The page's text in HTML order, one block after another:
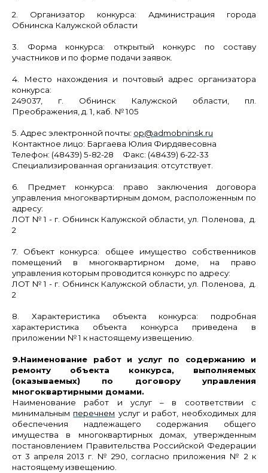
2. Организатор конкурса: Администрация города
Обнинска Калужской области
3. Форма конкурса: открытый конкурс по составу
участников и по форме подачи заявок.
4. Место нахождения и почтовый адрес организатора
конкурса:
249037, г. Обнинск Калужской области, пл.
Преображения, д. 1, каб. № 105
5. Адрес электронной почты: ор@admobninsk.ru
Контактное лицо: Баргаева Юлия Фирдявесовна
Телефон: (48439) 5-82-28 Факс: (48439) 6-22-33
Специализированная организация: отсутствует.
6. Предмет конкурса: право заключения договора
управления многоквартирным домом, расположенным по
адресу:
ЛОТ № 1 - г. Обнинск Калужской области, ул. Поленова, д.
2
7. Объект конкурса: общее имущество собственников
помещений в многоквартирном доме, на право
управления которым проводится конкурс по адресу:
ЛОТ № 1 - г. Обнинск Калужской области, ул. Поленова, д.
2
8. Характеристика объекта конкурса: подробная
характеристика объекта конкурса приведена в
приложении № 1 к настоящему извещению.
9.Наименование работ и услуг по содержанию и
ремонту объекта конкурса, выполняемых
(оказываемых) по договору управления
многоквартирными домами.
Наименование работ и услуг– в соответствии с
минимальным перечнем услуг и работ, необходимых для
обеспечения надлежащего содержания общего
имущества в многоквартирных домах, утвержденным
постановлением Правительства Российской Федерации
от 3 апреля 2013 г. № 290, согласно приложения № 2 к
настоящему извещению.